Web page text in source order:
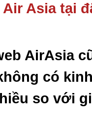
Asia tại
AirAsia
có
so với